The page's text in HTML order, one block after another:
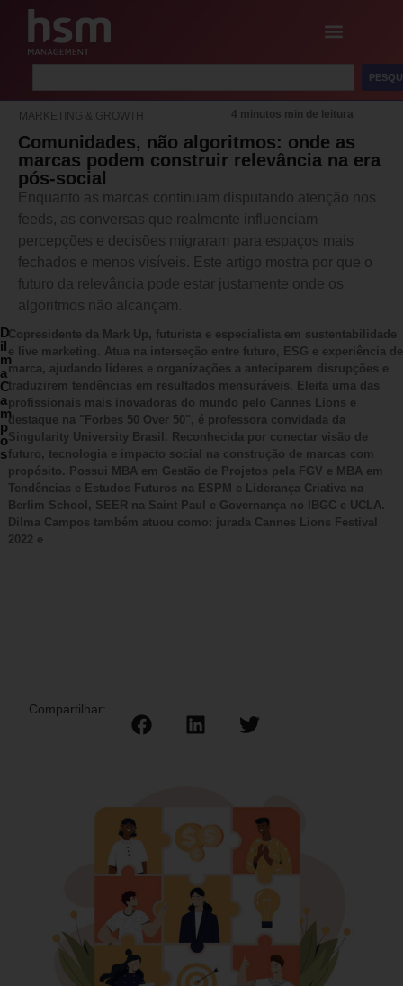
MARKETING & GROWTH 4 minutos min de leitura
Comunidades, não algoritmos: onde as
marcas podem construir relevância na era
pós-social
Enquanto as marcas continuam disputando atenção nos
feeds, as conversas que realmente influenciam
percepções e decisões migraram para espaços mais
fechados e menos visíveis. Este artigo mostra por que o
futuro da relevância pode estar justamente onde os
algoritmos não alcançam.
D
il
m
a
C
a
m
p
o
s
Copresidente da Mark Up, futurista e especialista em sustentabilidade
e live marketing. Atua na interseção entre futuro, ESG e experiência de
marca, ajudando líderes e organizações a anteciparem disrupções e
traduzirem tendências em resultados mensuráveis. Eleita uma das
profissionais mais inovadoras do mundo pelo Cannes Lions e
destaque na "Forbes 50 Over 50", é professora convidada da
Singularity University Brasil. Reconhecida por conectar visão de
futuro, tecnologia e impacto social na construção de marcas com
propósito. Possui MBA em Gestão de Projetos pela FGV e MBA em
Tendências e Estudos Futuros na ESPM e Liderança Criativa na
Berlim School, SEER na Saint Paul e Governança no IBGC e UCLA.
Dilma Campos também atuou como: jurada Cannes Lions Festival
2022 e
Compartilhar: